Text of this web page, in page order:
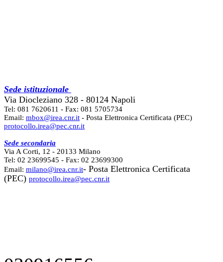
Sede istituzionale
Via Diocleziano 328 - 80124 Napoli
Tel: 081 7620611 - Fax: 081 5705734
Email: mbox@irea.cnr.it - Posta Elettronica Certificata (PEC)
protocollo.irea@pec.cnr.it
Sede secondaria
Via A Corti, 12 - 20133 Milano
Tel: 02 23699545 - Fax: 02 23699300
Email: milano@irea.cnr.it- Posta Elettronica Certificata
(PEC) protocollo.irea@pec.cnr.it